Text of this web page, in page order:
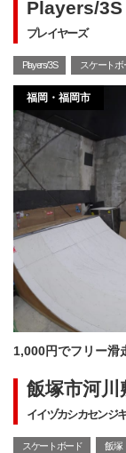
Players/3S
プレイヤーズ
Players/3S スケートボ
福岡・福岡市
1,000円でフリー滑
飯塚市河
イイヅカシカセンジ
スケートボード 飯塚